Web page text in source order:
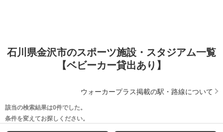
石川県金沢市のスポーツ施設・スタジアム一覧
【ベビーカー貸出あり】
ウォーカープラス掲載の駅・路線について
該当の検索結果は0件でした。
条件を変えてお探しください。